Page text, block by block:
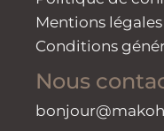
Mentions légales
Conditions
Nous